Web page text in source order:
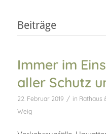
Beiträge
Immer im
aller Schutz
22. Februar 2019 / in Rathaus
Weig